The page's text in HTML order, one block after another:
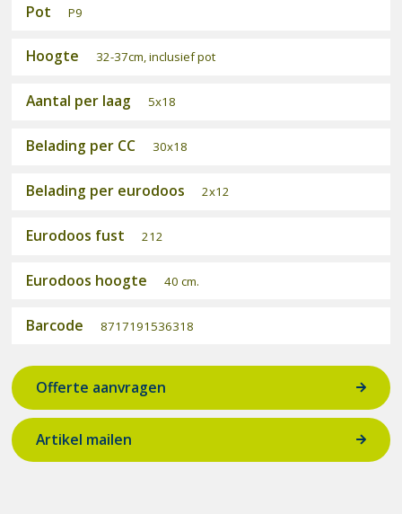
Pot P9
Hoogte 32-37cm, inclusief pot
Aantal per laag 5x18
Belading per CC 30x18
Belading per eurodoos 2x12
Eurodoos fust 212
Eurodoos hoogte 40 cm.
Barcode 8717191536318
Offerte aanvragen
Artikel mailen